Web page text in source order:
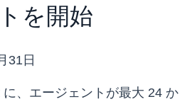
を開始
31日
、エージェントが最大 24 か